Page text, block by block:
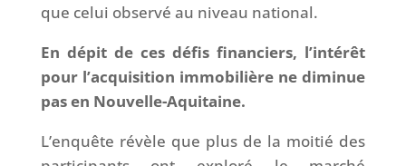
que celui observé au niveau national.
En dépit de ces défis financiers, l’intérêt
pour l’acquisition immobilière ne diminue
pas en Nouvelle-Aquitaine.
L’enquête révèle que plus de la moitié des